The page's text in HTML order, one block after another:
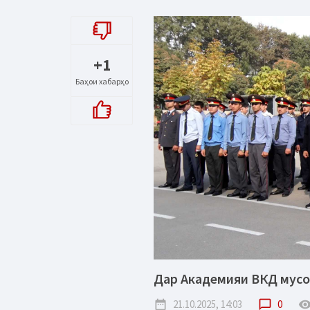
+1
Баҳои хабарҳо
Дар Академияи ВКД
date_range 21.10.2025, 14:03 chat_bubble_outline 0